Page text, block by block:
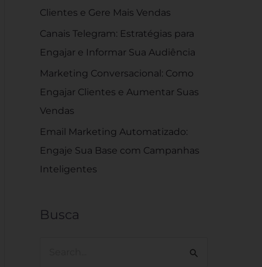
Clientes e Gere Mais Vendas
Canais Telegram: Estratégias para
Engajar e Informar Sua Audiência
Marketing Conversacional: Como
Engajar Clientes e Aumentar Suas
Vendas
Email Marketing Automatizado:
Engaje Sua Base com Campanhas
Inteligentes
Busca